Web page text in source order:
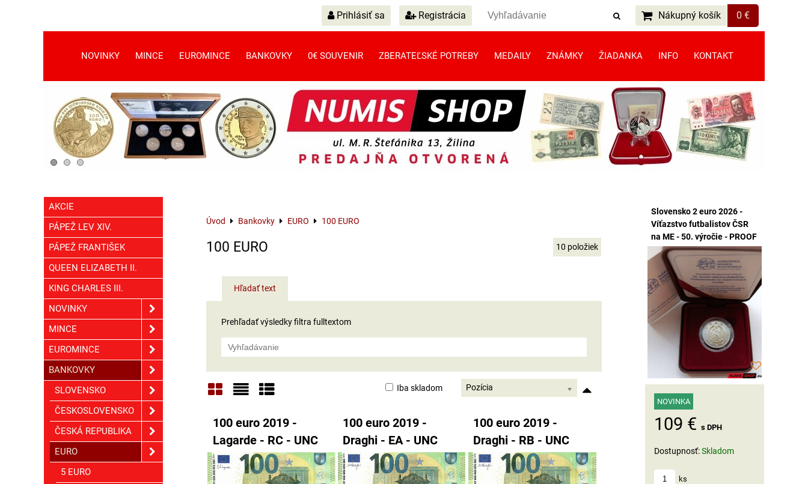
Prihlásiť sa Registrácia Nákupný košík 0 €
NOVINKY MINCE EUROMINCE BANKOVKY 0€ SOUVENIR ZBERATEĽSKÉ POTREBY MEDAILY ZNÁMKY ŽIADANKA INFO KONTAKT
Úvod Bankovky EURO 100 EURO
100 EURO 10 položiek
Hľadať text
Prehľadať výsledky filtra fulltextom
Pozícia
Iba skladom
100 euro 2019 -
Lagarde - RC - UNC
100 euro 2019 -
Draghi - EA - UNC
100 euro 2019 -
Draghi - RB - UNC
AKCIE
PÁPEŽ LEV XIV.
PÁPEŽ FRANTIŠEK
QUEEN ELIZABETH II.
KING CHARLES III.
NOVINKY
MINCE
EUROMINCE
BANKOVKY
SLOVENSKO
ČESKOSLOVENSKO
ČESKÁ REPUBLIKA
EURO
5 EURO
Slovensko 2 euro 2026 -
Víťazstvo futbalistov ČSR
na ME - 50. výročie - PROOF
NOVINKA
109 € s DPH
Dostupnosť:Skladom
ks